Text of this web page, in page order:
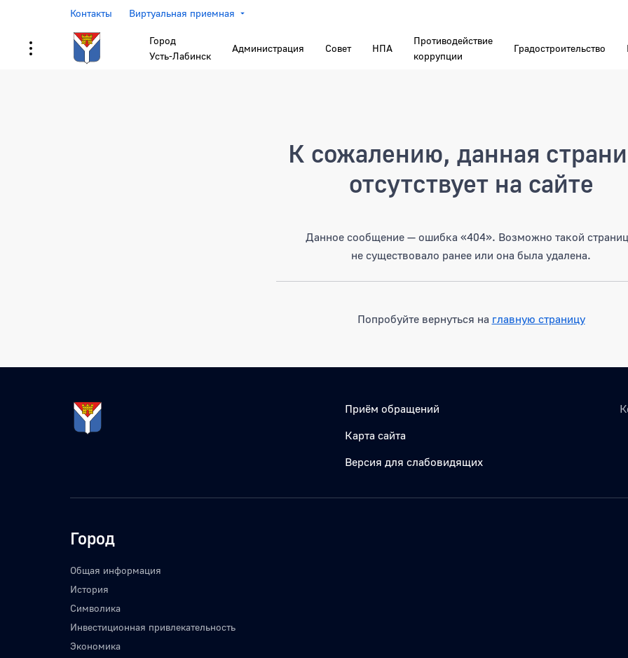
Контакты Виртуальная приемная
Город
Усть-Лабинск
Администрация Совет НПА
Противодействие
коррупции
Градостроительство
К сожалению, данная
отсутствует на сайте
Данное сообщение — ошибка «404». Возможно такой
не существовало ранее или она была удалена.
Попробуйте вернуться на главную страницу
Приём обращений
Карта сайта
Версия для слабовидящих
Город
Общая информация
История
Символика
Инвестиционная привлекательность
Экономика